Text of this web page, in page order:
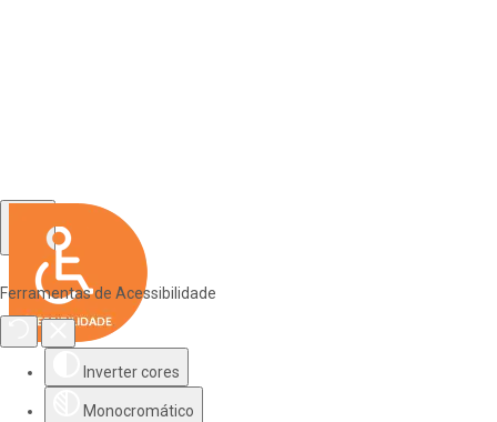
Ferramentas de Acessibilidade
Inverter cores
Monocromático